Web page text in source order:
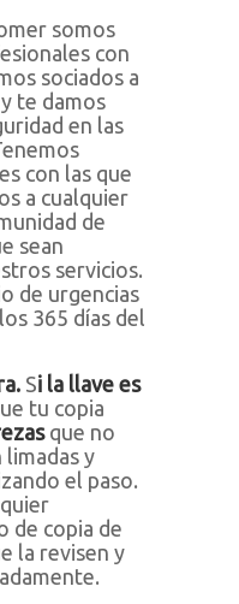
somos
con
sociados a
te damos
en las
con las que
a cualquier
de
sean
servicios.
de urgencias
365 días del
Si la llave es
tu copia
que no
limadas y
el paso.
de copia de
la revisen y